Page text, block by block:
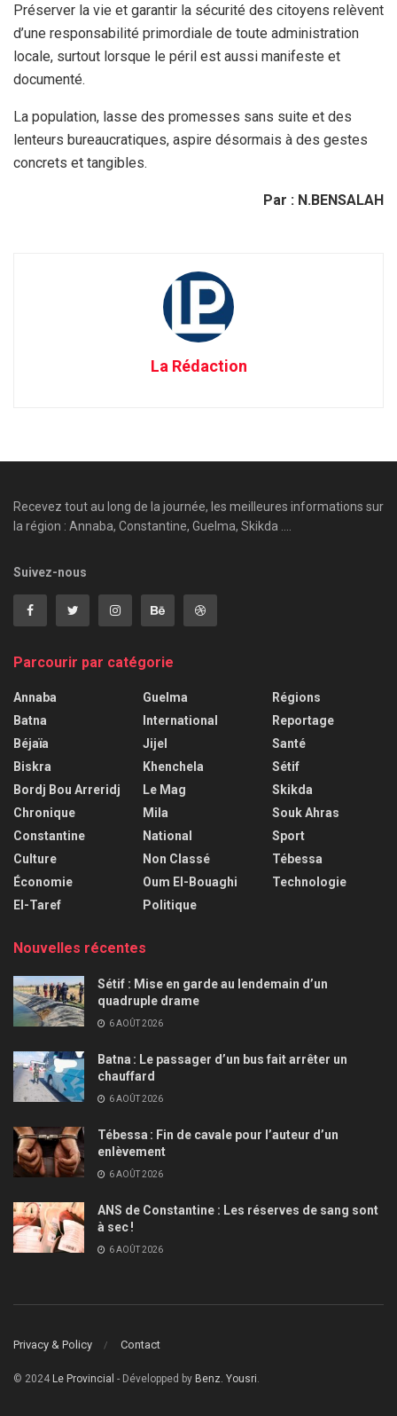
Préserver la vie et garantir la sécurité des citoyens relèvent
d’une responsabilité primordiale de toute administration
locale, surtout lorsque le péril est aussi manifeste et
documenté.
La population, lasse des promesses sans suite et des
lenteurs bureaucratiques, aspire désormais à des gestes
concrets et tangibles.
Par : N.BENSALAH
La Rédaction
Recevez tout au long de la journée, les meilleures informations sur
la région : Annaba, Constantine, Guelma, Skikda ....
Suivez-nous
Parcourir par catégorie
Annaba
Batna
Béjaïa
Biskra
Bordj Bou Arreridj
Chronique
Constantine
Culture
Économie
El-Taref
Guelma
International
Jijel
Khenchela
Le Mag
Mila
National
Non Classé
Oum El-Bouaghi
Politique
Régions
Reportage
Santé
Sétif
Skikda
Souk Ahras
Sport
Tébessa
Technologie
Nouvelles récentes
Sétif : Mise en garde au lendemain d’un
quadruple drame
6 AOÛT 2026
Batna : Le passager d’un bus fait arrêter un
chauffard
6 AOÛT 2026
Tébessa : Fin de cavale pour l’auteur d’un
enlèvement
6 AOÛT 2026
ANS de Constantine : Les réserves de sang sont
à sec !
6 AOÛT 2026
Privacy & Policy Contact
© 2024 Le Provincial - Développed by Benz. Yousri.